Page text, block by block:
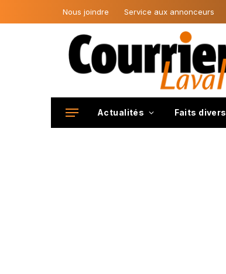
Nous joindre Service aux annonceurs
Actualités Faits divers